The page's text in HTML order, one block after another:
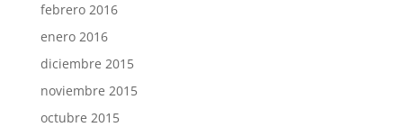
febrero 2016
enero 2016
diciembre 2015
noviembre 2015
octubre 2015